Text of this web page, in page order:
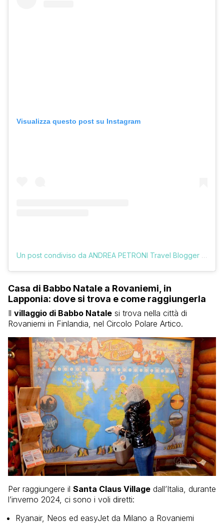
Visualizza questo post su Instagram
Un post condiviso da ANDREA PETRONI Travel Blogger (@vologratis)
Casa di Babbo Natale a Rovaniemi, in
Lapponia: dove si trova e come raggiungerla
Il villaggio di Babbo Natale si trova nella città di
Rovaniemi in Finlandia, nel Circolo Polare Artico.
Per raggiungere il Santa Claus Village dall’Italia, durante
l’inverno 2024, ci sono i voli diretti:
Ryanair, Neos ed easyJet da Milano a Rovaniemi